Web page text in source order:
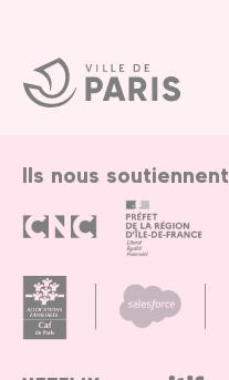
Ville
de
Paris
Ils nous soutiennent